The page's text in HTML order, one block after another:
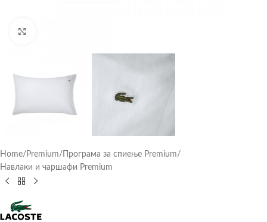
Home/ Premium/ Програма за спиење Premium/
Навлаки и чаршафи Premium